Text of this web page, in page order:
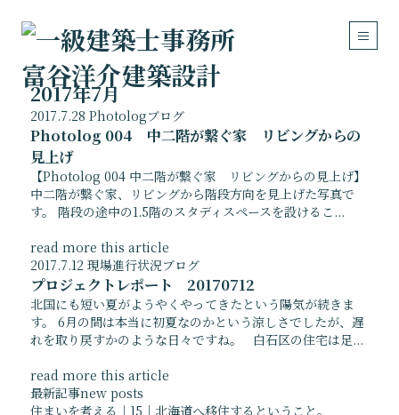
Works
設計実績
医療・福祉施設
店舗・事務所・その他
リフォーム・リノベーション
Concept
建築の考え方
About
私達について
事務所概要
プロフィール
Contact
お問い合わせ
2017年7月
2017.7.28 Photologブログ
Photolog 004 中二階が繋ぐ家 リビングからの
見上げ
【Photolog 004 中二階が繋ぐ家 リビングからの見上げ】
中二階が繋ぐ家、リビングから階段方向を見上げた写真で
す。 階段の途中の1.5階のスタディスペースを設けるこ...
read more this article
2017.7.12 現場進行状況ブログ
プロジェクトレポート 20170712
北国にも短い夏がようやくやってきたという陽気が続きま
す。 6月の間は本当に初夏なのかという涼しさでしたが、遅
れを取り戻すかのような日々ですね。 白石区の住宅は足...
read more this article
最新記事new posts
住まいを考える｜15｜北海道へ移住するということ。